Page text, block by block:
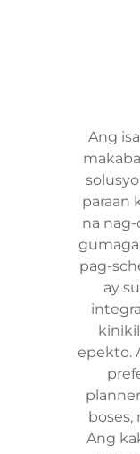
Ang
paraan
na
pag-
ay
epekto.
Ang